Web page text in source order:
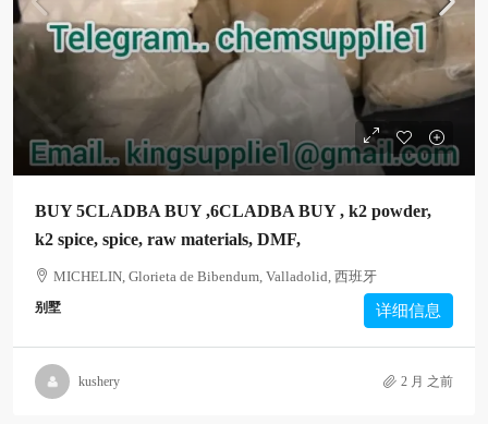
BUY 5CLADBA BUY ,6CLADBA BUY , k2 powder,
k2 spice, spice, raw materials, DMF,
MICHELIN, Glorieta de Bibendum, Valladolid, 西班牙
别墅 详细信息
kushery 2 月 之前